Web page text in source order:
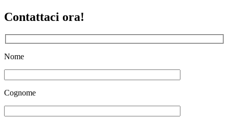
Contattaci ora!
Nome
Cognome